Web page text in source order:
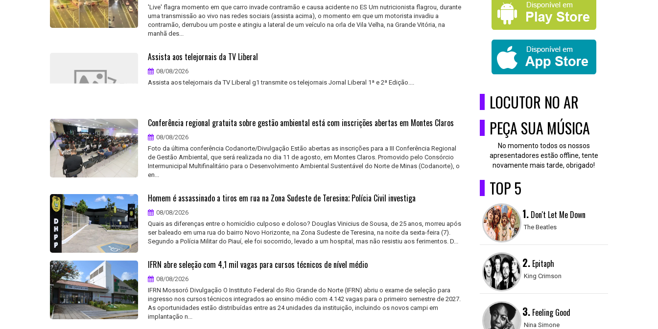
'Live' flagra momento em que carro invade contramão e causa acidente no ES Um nutricionista flagrou, durante
uma transmissão ao vivo nas redes sociais (assista acima), o momento em que um motorista invadiu a
contramão, derrubou um poste e atingiu a lateral de um veículo na orla de Vila Velha, na Grande Vitória, na
manhã des...
Assista aos telejornais da TV Liberal
08/08/2026
Assista aos telejornais da TV Liberal g1 transmite os telejornais Jornal Liberal 1ª e 2ª Edição....
Conferência regional gratuita sobre gestão ambiental está com inscrições abertas em Montes Claros
08/08/2026
Foto da última conferência Codanorte/Divulgação Estão abertas as inscrições para a III Conferência Regional
de Gestão Ambiental, que será realizada no dia 11 de agosto, em Montes Claros. Promovido pelo Consórcio
Intermunicipal Multifinalitário para o Desenvolvimento Ambiental Sustentável do Norte de Minas (Codanorte), o
en...
Homem é assassinado a tiros em rua na Zona Sudeste de Teresina; Polícia Civil investiga
08/08/2026
Quais as diferenças entre o homicídio culposo e doloso? Douglas Vinicius de Sousa, de 25 anos, morreu após
ser baleado em uma rua do bairro Novo Horizonte, na Zona Sudeste de Teresina, na noite da sexta-feira (7).
Segundo a Polícia Militar do Piauí, ele foi socorrido, levado a um hospital, mas não resistiu aos ferimentos. D...
IFRN abre seleção com 4,1 mil vagas para cursos técnicos de nível médio
08/08/2026
IFRN Mossoró Divulgação O Instituto Federal do Rio Grande do Norte (IFRN) abriu o exame de seleção para
ingresso nos cursos técnicos integrados ao ensino médio com 4.142 vagas para o primeiro semestre de 2027.
As oportunidades estão distribuídas entre as 24 unidades da instituição, incluindo os novos campi em
implantação n...
LOCUTOR NO AR
PEÇA SUA MÚSICA
No momento todos os nossos
apresentadores estão offline, tente
novamente mais tarde, obrigado!
TOP 5
1.Don't Let Me Down
The Beatles
2.Epitaph
King Crimson
3.Feeling Good
Nina Simone